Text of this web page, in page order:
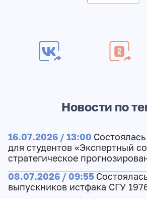
Новости по
16.07.2026 / 13:00
для студентов «Экспертный
стратегическое
08.07.2026 / 09:55
выпускников истфака СГУ